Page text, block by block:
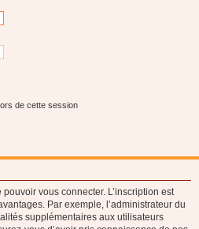
de cette session
vous connecter. L’inscription est
Par exemple, l’administrateur du
supplémentaires aux utilisateurs